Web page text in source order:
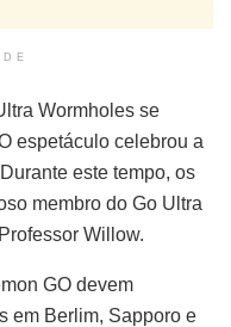
Wormholes se
espetáculo celebrou a
este tempo, os
membro do Go Ultra
Willow.
GO devem
em Berlim, Sapporo e